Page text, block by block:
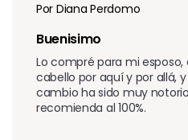
Por Diana Perdomo
Buenisimo
Lo compré para mi
cabello por aquí y por allá,
cambio ha sido muy
recomienda al 100%.